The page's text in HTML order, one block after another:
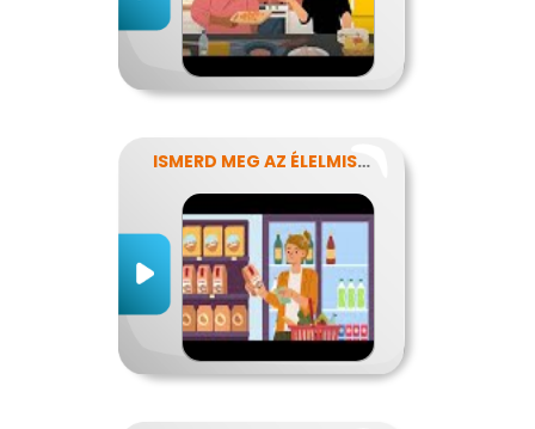
ISMERD MEG AZ ÉLELMISZEREK TITKAIT!